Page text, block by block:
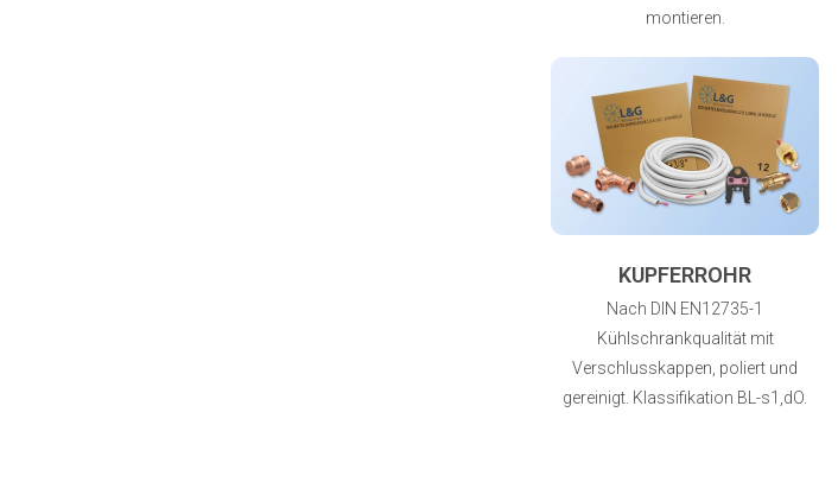
montieren.
KUPFERROHR
Nach DIN EN12735-1
Kühlschrankqualität mit
Verschlusskappen, poliert und
gereinigt. Klassifikation BL-s1,dO.